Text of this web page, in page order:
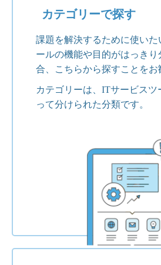
カテゴリーで探す
課題を解決するために使い
ールの機能や目的がはっき
合、こちらから探すことをお
カテゴリーは、ITサービスツ
って分けられた分類です。